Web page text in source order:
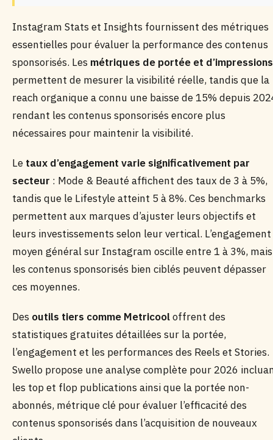
Instagram Stats et Insights fournissent des métriques
essentielles pour évaluer la performance des contenus
sponsorisés. Les métriques de portée et d’impressions
permettent de mesurer la visibilité réelle, tandis que la
reach organique a connu une baisse de 15% depuis
rendant les contenus sponsorisés encore plus
nécessaires pour maintenir la visibilité.
Le taux d’engagement varie significativement par
secteur : Mode & Beauté affichent des taux de 3 à 5%,
tandis que le Lifestyle atteint 5 à 8%. Ces benchmarks
permettent aux marques d’ajuster leurs objectifs et
leurs investissements selon leur vertical. L’engagement
moyen général sur Instagram oscille entre 1 à 3%, mais
les contenus sponsorisés bien ciblés peuvent dépasser
ces moyennes.
Des outils tiers comme Metricooloffrent des
statistiques gratuites détaillées sur la portée,
l’engagement et les performances des Reels et Stories.
Swello propose une analyse complète pour 2026
les top et flop publications ainsi que la portée non-
abonnés, métrique clé pour évaluer l’efficacité des
contenus sponsorisés dans l’acquisition de nouveaux